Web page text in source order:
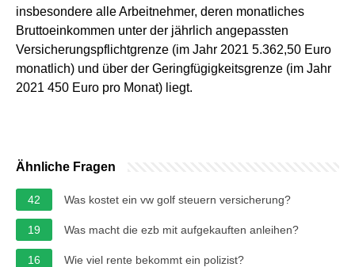
insbesondere alle Arbeitnehmer, deren monatliches
Bruttoeinkommen unter der jährlich angepassten
Versicherungspflichtgrenze (im Jahr 2021 5.362,50 Euro
monatlich) und über der Geringfügigkeitsgrenze (im Jahr
2021 450 Euro pro Monat) liegt.
Ähnliche Fragen
42 Was kostet ein vw golf steuern versicherung?
19 Was macht die ezb mit aufgekauften anleihen?
16 Wie viel rente bekommt ein polizist?